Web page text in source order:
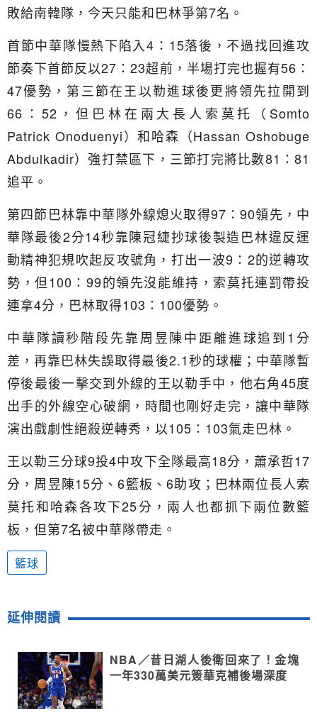
敗給南韓隊，今天只能和巴林爭第7名。
首節中華隊慢熱下陷入4：15落後，不過找回進攻
節奏下首節反以27：23超前，半場打完也握有56：
47優勢，第三節在王以勒進球後更將領先拉開到
66：52，但巴林在兩大長人索莫托（Somto
Patrick Onoduenyi）和哈森（Hassan Oshobuge
Abdulkadir）強打禁區下，三節打完將比數81：81
追平。
第四節巴林靠中華隊外線熄火取得97：90領先，中
華隊最後2分14秒靠陳冠緁抄球後製造巴林違反運
動精神犯規吹起反攻號角，打出一波9：2的逆轉攻
勢，但100：99的領先沒能維持，索莫托連罰帶投
連拿4分，巴林取得103：100優勢。
中華隊讀秒階段先靠周昱陳中距離進球追到1分
差，再靠巴林失誤取得最後2.1秒的球權；中華隊暫
停後最後一擊交到外線的王以勒手中，他右角45度
出手的外線空心破網，時間也剛好走完，讓中華隊
演出戲劇性絕殺逆轉秀，以105：103氣走巴林。
王以勒三分球9投4中攻下全隊最高18分，蕭承哲17
分，周昱陳15分、6籃板、6助攻；巴林兩位長人索
莫托和哈森各攻下25分，兩人也都抓下兩位數籃
板，但第7名被中華隊帶走。
籃球
延伸閱讀
NBA／昔日湖人後衛回來了！金塊
一年330萬美元簽華克補後場深度